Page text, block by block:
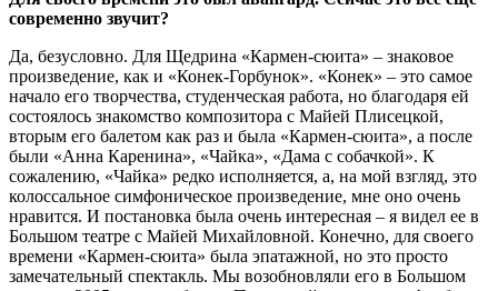
современно звучит?
Да, безусловно. Для Щедрина «Кармен-сюита» – знаковое
произведение, как и «Конек-Горбунок». «Конек» – это самое
начало его творчества, студенческая работа, но благодаря ей
состоялось знакомство композитора с Майей Плисецкой,
вторым его балетом как раз и была «Кармен-сюита», а после
были «Анна Каренина», «Чайка», «Дама с собачкой». К
сожалению, «Чайка» редко исполняется, а, на мой взгляд, это
колоссальное симфоническое произведение, мне оно очень
нравится. И постановка была очень интересная – я видел ее в
Большом театре с Майей Михайловной. Конечно, для своего
времени «Кармен-сюита» была эпатажной, но это просто
замечательный спектакль. Мы возобновляли его в Большом